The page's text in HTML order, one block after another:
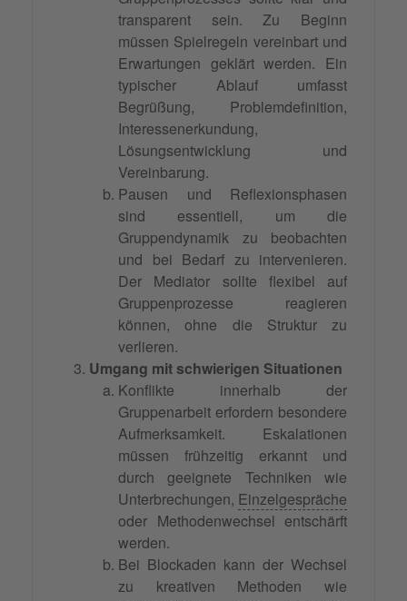
transparent sein. Zu Beginn
müssen Spielregeln vereinbart und
Erwartungen geklärt werden. Ein
typischer Ablauf umfasst
Begrüßung, Problemdefinition,
Interessenerkundung,
Lösungsentwicklung und
Vereinbarung.
Pausen und Reflexionsphasen
sind essentiell, um die
Gruppendynamik zu beobachten
und bei Bedarf zu intervenieren.
Der Mediator sollte flexibel auf
Gruppenprozesse reagieren
können, ohne die Struktur zu
verlieren.
Umgang mit schwierigen Situationen
Konflikte innerhalb der
Gruppenarbeit erfordern besondere
Aufmerksamkeit. Eskalationen
müssen frühzeitig erkannt und
durch geeignete Techniken wie
Unterbrechungen, Einzelgespräche
oder Methodenwechsel entschärft
werden.
Bei Blockaden kann der Wechsel
zu kreativen Methoden wie